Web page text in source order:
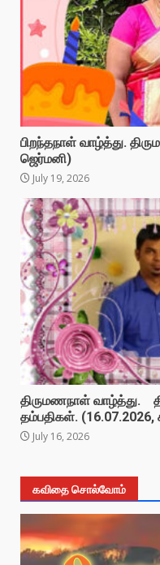
பிறந்தநாள் வாழ்த்து.
ஜெர்மனி)
July 19, 2026
திருமணநாள் வாழ்த்து.
தம்பதிகள்.
July 16, 2026
கவிதை சொல்வோம்